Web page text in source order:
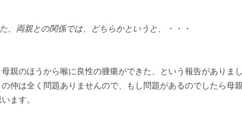
、両親との関係では、どちらかというと、・・・
親のほうから喉に良性の腫瘍ができた、という報告がありまし
仲は全く問題ありませんので、もし問題があるのでしたら母
ます。